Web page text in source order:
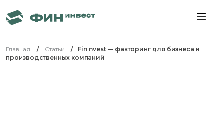
Главная Статьи
FinInvest — факторинг для бизнеса и
производственных компаний